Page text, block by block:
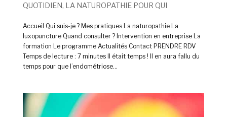
QUOTIDIEN, LA NATUROPATHIE POUR QUI
Accueil Qui suis-je ? Mes pratiques La naturopathie La
luxopuncture Quand consulter ? Intervention en entreprise La
formation Le programme Actualités Contact PRENDRE RDV
Temps de lecture : 7 minutes Il était temps ! Il en aura fallu du
temps pour que l’endométriose...